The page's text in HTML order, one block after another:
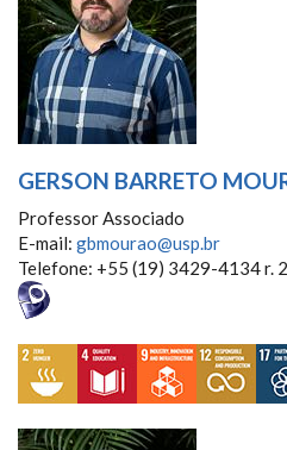
GERSON BARRETO
Professor Associado
E-mail: gbmourao@usp.br
Telefone: +55 (19) 3429-4134 r.